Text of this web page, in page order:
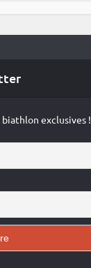
exclusives !